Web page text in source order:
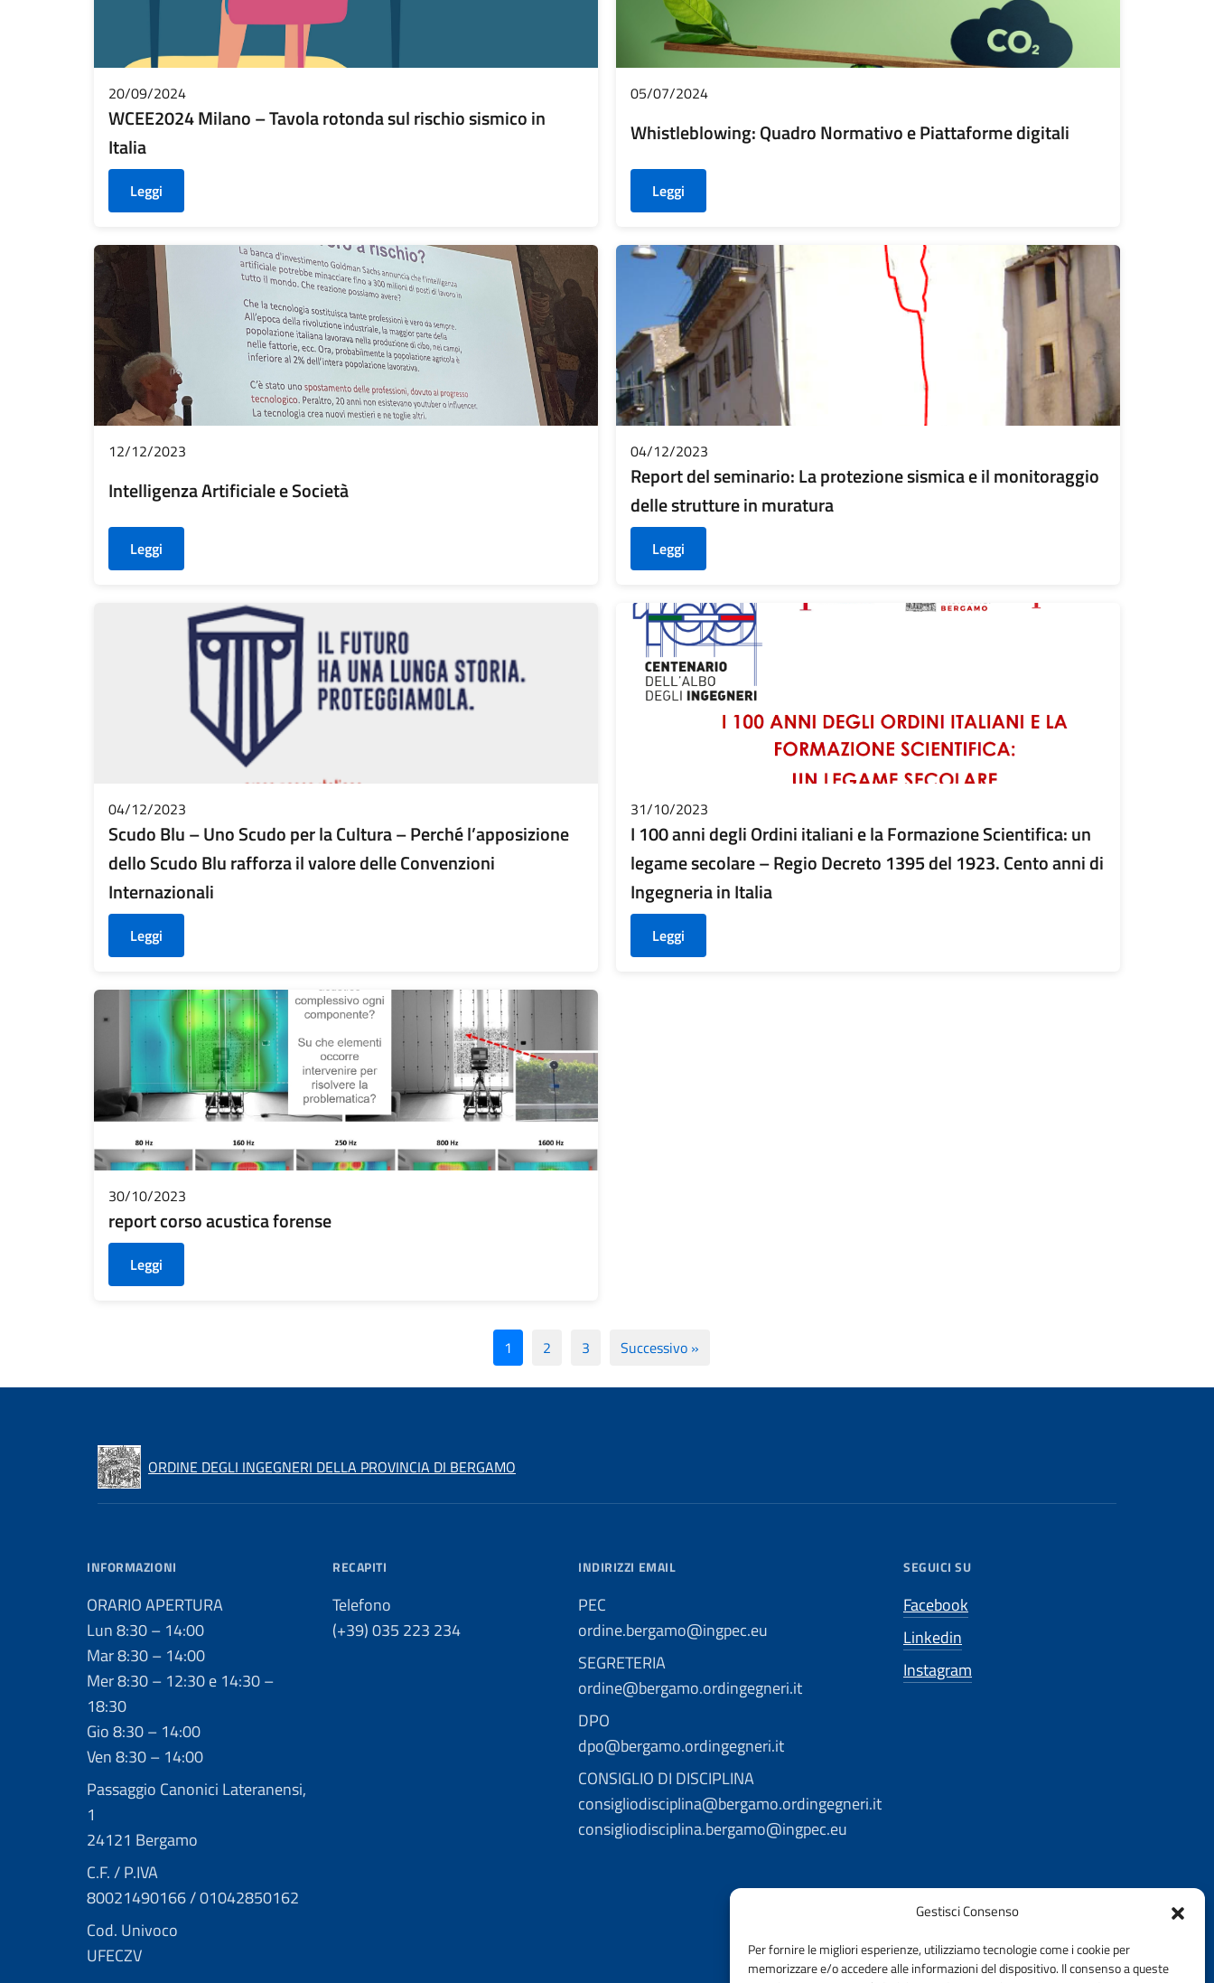
Gestisci Consenso
Per fornire le migliori esperienze, utilizziamo tecnologie come i cookie per
memorizzare e/o accedere alle informazioni del dispositivo. Il consenso a queste
20/09/2024
WCEE2024 Milano – Tavola rotonda sul rischio sismico in
Italia
Leggi
05/07/2024
Whistleblowing: Quadro Normativo e Piattaforme digitali
Leggi
12/12/2023
Intelligenza Artificiale e Società
Leggi
04/12/2023
Report del seminario: La protezione sismica e il monitoraggio
delle strutture in muratura
Leggi
04/12/2023
Scudo Blu – Uno Scudo per la Cultura – Perché l’apposizione
dello Scudo Blu rafforza il valore delle Convenzioni
Internazionali
Leggi
31/10/2023
I 100 anni degli Ordini italiani e la Formazione Scientifica: un
legame secolare – Regio Decreto 1395 del 1923. Cento anni di
Ingegneria in Italia
Leggi
30/10/2023
report corso acustica forense
Leggi
1 2 3 Successivo »
ORDINE DEGLI INGEGNERI DELLA PROVINCIA DI BERGAMO
INFORMAZIONI
ORARIO APERTURA
Lun 8:30 – 14:00
Mar 8:30 – 14:00
Mer 8:30 – 12:30 e 14:30 –
18:30
Gio 8:30 – 14:00
Ven 8:30 – 14:00
Passaggio Canonici Lateranensi,
1
24121 Bergamo
C.F. / P.IVA
80021490166 / 01042850162
Cod. Univoco
UFECZV
RECAPITI
Telefono
(+39) 035 223 234
INDIRIZZI EMAIL
PEC
ordine.bergamo@ingpec.eu
SEGRETERIA
ordine@bergamo.ordingegneri.it
DPO
dpo@bergamo.ordingegneri.it
CONSIGLIO DI DISCIPLINA
consigliodisciplina@bergamo.ordingegneri.it
consigliodisciplina.bergamo@ingpec.eu
SEGUICI SU
Facebook
Linkedin
Instagram